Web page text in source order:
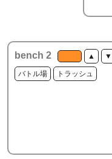
bench 2 ▲ ▼
バトル場 トラッシュ